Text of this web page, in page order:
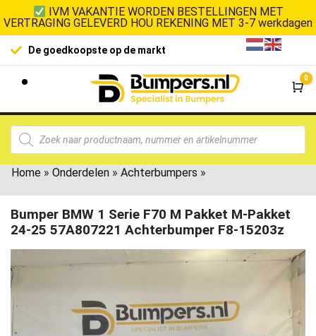
IVM VAKANTIE WORDEN BESTELLINGEN MET
VERTRAGING GELEVERD HOU REKENING MET 3-7 werkdagen
De goedkoopste op de markt
0
Home » Onderdelen » Achterbumpers »
Bumper BMW 1 Serie F70 M Pakket M-Pakket
24-25 57A807221 Achterbumper F8-15203z